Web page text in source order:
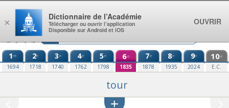
Aller au contenu
1re
1694
2e
1718
3e
1740
4e
1762
5e
1798
6e
1835
7e
1878
8e
1935
9e
2024
10e
E.C.
tour
×
Dictionnaire de l’Académie
Télécharger ou ouvrir l’application
Disponible sur Android et iOS
OUVRIR